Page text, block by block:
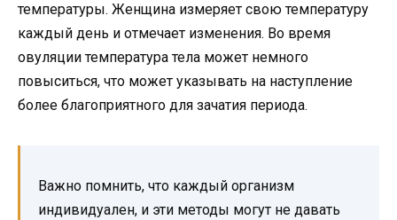
температуры. Женщина измеряет свою температуру
каждый день и отмечает изменения. Во время
овуляции температура тела может немного
повыситься, что может указывать на наступление
более благоприятного для зачатия периода.
Важно помнить, что каждый организм
индивидуален, и эти методы могут не давать